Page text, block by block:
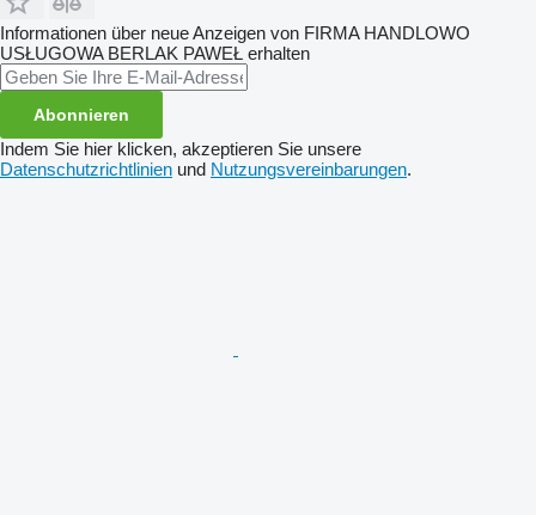
Informationen über neue Anzeigen von FIRMA HANDLOWO
USŁUGOWA BERLAK PAWEŁ erhalten
Abonnieren
Indem Sie hier klicken, akzeptieren Sie unsere
Datenschutzrichtlinien und Nutzungsvereinbarungen.